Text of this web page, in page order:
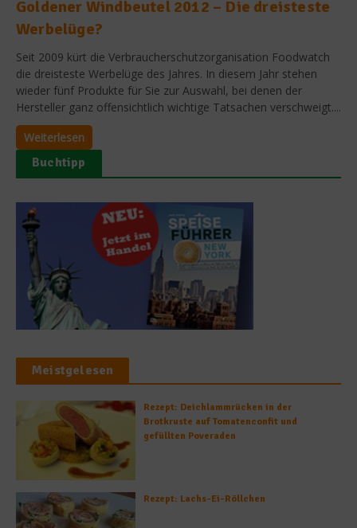
Goldener Windbeutel 2012 – Die dreisteste
Werbelüge?
Seit 2009 kürt die Verbraucherschutzorganisation Foodwatch
die dreisteste Werbelüge des Jahres. In diesem Jahr stehen
wieder fünf Produkte für Sie zur Auswahl, bei denen der
Hersteller ganz offensichtlich wichtige Tatsachen verschweigt....
Weiterlesen
Buchtipp
Meistgelesen
Rezept: Deichlammrücken in der
Brotkruste auf Tomatenconfit und
gefüllten Poveraden
Rezept: Lachs-Ei-Röllchen